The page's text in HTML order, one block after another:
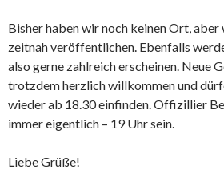
Bisher haben wir noch keinen Ort,
zeitnah veröffentlichen. Ebenfalls
also gerne zahlreich erscheinen. Neue
trotzdem herzlich willkommen und
wieder ab 18.30 einfinden. Offizillier
immer eigentlich – 19 Uhr sein.
Liebe Grüße!